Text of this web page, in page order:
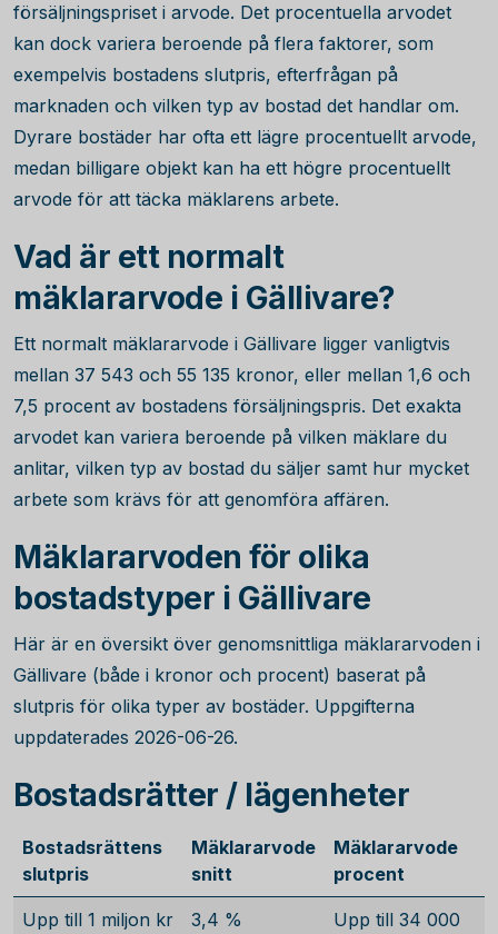
försäljningspriset i arvode. Det procentuella arvodet
kan dock variera beroende på flera faktorer, som
exempelvis bostadens slutpris, efterfrågan på
marknaden och vilken typ av bostad det handlar om.
Dyrare bostäder har ofta ett lägre procentuellt arvode,
medan billigare objekt kan ha ett högre procentuellt
arvode för att täcka mäklarens arbete.
Vad är ett normalt
mäklararvode i Gällivare?
Ett normalt mäklararvode i Gällivare ligger vanligtvis
mellan 37 543 och 55 135 kronor, eller mellan 1,6 och
7,5 procent av bostadens försäljningspris. Det exakta
arvodet kan variera beroende på vilken mäklare du
anlitar, vilken typ av bostad du säljer samt hur mycket
arbete som krävs för att genomföra affären.
Mäklararvoden för olika
bostadstyper i Gällivare
Här är en översikt över genomsnittliga mäklararvoden i
Gällivare (både i kronor och procent) baserat på
slutpris för olika typer av bostäder. Uppgifterna
uppdaterades 2026-06-26.
Bostadsrätter / lägenheter
Bostadsrättens
slutpris
Mäklararvode
snitt
Mäklararvode
procent
Upp till 1 miljon kr 3,4 % Upp till 34 000